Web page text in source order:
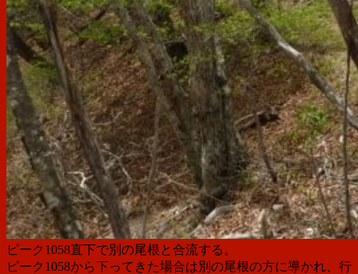
ピーク1058直下で別の尾根と合流する。
ピーク1058から下ってきた場合は別の尾根の方に導かれ、行